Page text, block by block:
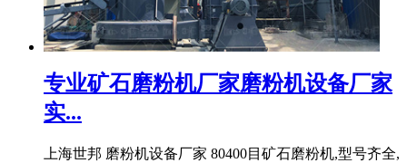
专业矿石磨粉机厂家磨粉机设备厂家
实...
上海世邦 磨粉机设备厂家 80400目矿石磨粉机,型号齐全,